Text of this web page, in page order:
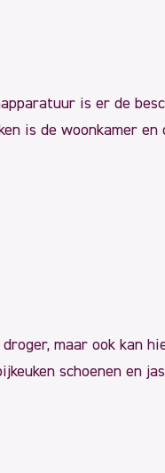
is er de
is de woonkamer en
maar ook kan
schoenen en